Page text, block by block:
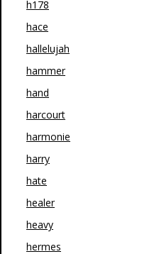
h178
hace
hallelujah
hammer
hand
harcourt
harmonie
harry
hate
healer
heavy
hermes